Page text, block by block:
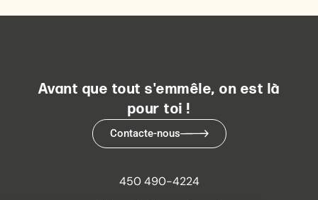
Avant que tout s'emmêle, on est là
pour toi !
Contacte-nous
450 490-4224